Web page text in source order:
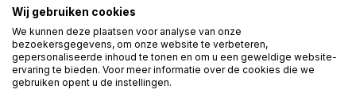
We helpen graag met uw keuze of geven advies, bel of app
ons 7 dagen per week: 06-23643267
Klantenservice
Wij gebruiken cookies
We kunnen deze plaatsen voor analyse van onze
bezoekersgegevens, om onze website te verbeteren,
gepersonaliseerde inhoud te tonen en om u een geweldige website-
ervaring te bieden. Voor meer informatie over de cookies die we
gebruiken opent u de instellingen.